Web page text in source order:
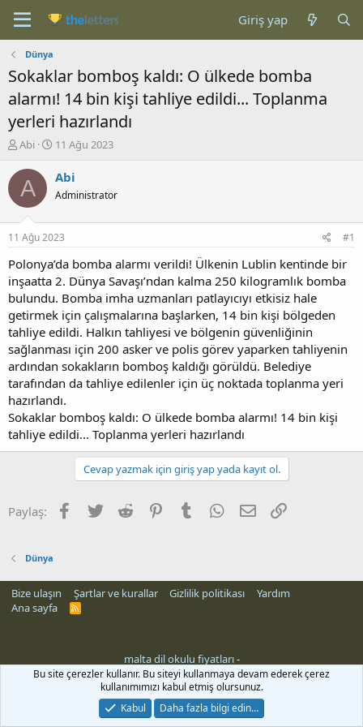
Giriş yap
Dünya
Sokaklar bomboş kaldı: O ülkede bomba
alarmı! 14 bin kişi tahliye edildi... Toplanma
yerleri hazırlandı
K
n
b
u
u
b
a
l
a
t
a
n
Abi
B
ş
a
g
ı
ç
t
a
r
i
h
i
11 Ağu 2023
A Abi
Administrator
11 Ağu 2023 #1
Polonya’da bomba alarmı verildi! Ülkenin Lublin kentinde bir
inşaatta 2. Dünya Savaşı’ndan kalma 250 kilogramlık bomba
bulundu. Bomba imha uzmanları patlayıcıyı etkisiz hale
getirmek için çalışmalarına başlarken, 14 bin kişi bölgeden
tahliye edildi. Halkın tahliyesi ve bölgenin güvenliğinin
sağlanması için 200 asker ve polis görev yaparken tahliyenin
ardından sokakların bomboş kaldığı görüldü. Belediye
tarafından da tahliye edilenler için üç noktada toplanma yeri
hazırlandı.
Sokaklar bomboş kaldı: O ülkede bomba alarmı! 14 bin kişi
tahliye edildi... Toplanma yerleri hazırlandı
Cevap yazmak için giriş yap yada kayıt ol.
Paylaş: Facebook
Twitter Reddit PinterestTumblr WhatsApp
E-posta
Dünya
Bize ulaşın Şartlar ve kurallar Gizlilik politikası
Yardım
Ana sayfa
R
malta dil okulu fiyatları-
Bu site çerezler kullanır. Bu siteyi kullanmaya devam ederek çerez
kullanımımızı kabul etmiş olursunuz.
Kabul
Daha fazla bilgi edin…